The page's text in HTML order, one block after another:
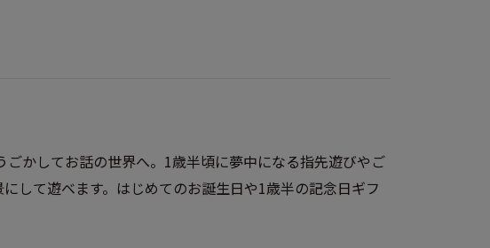
かしてお話の世界へ。1歳半頃に夢中になる指先遊びやご
して遊べます。はじめてのお誕生日や1歳半の記念日ギフ